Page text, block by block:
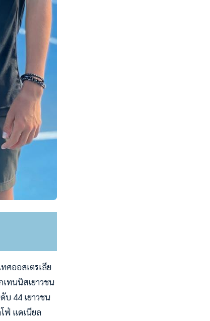
ศออสเตรเลีย
เทนนิสเยาวชน
บ 44 เยาวชน
ฟ่ แดเนียล